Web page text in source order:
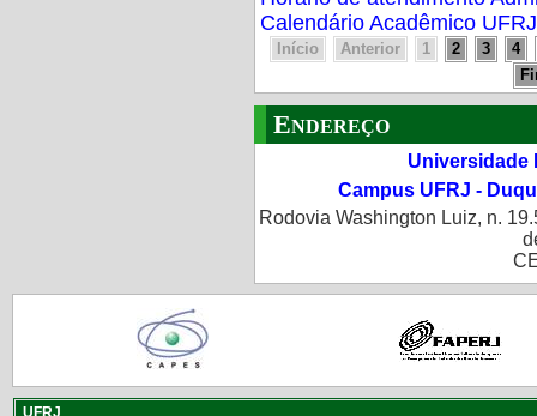
Calendário Acadêmico
Início Anterior 1 2 3
4
Endereço
Universidade
Campus UFRJ -
Rodovia Washington Luiz, n.
UFRJ